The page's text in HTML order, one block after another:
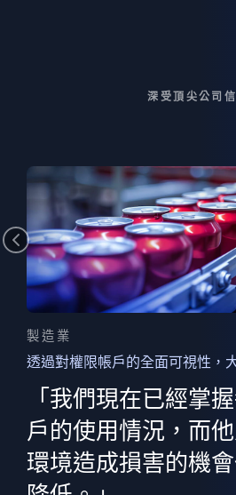
深受頂尖公司
製造業
透過對權限帳戶的全面可視性，
「我們現在已經掌
戶的使用情況，而
環境造成損害的機